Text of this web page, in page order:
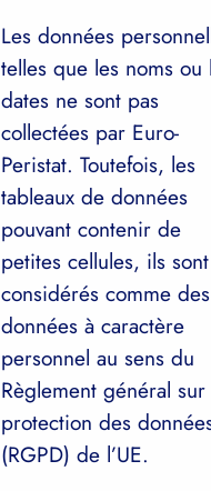
Les données
telles que les noms ou
dates ne sont pas
collectées par Euro-
Peristat. Toutefois, les
tableaux de données
pouvant contenir de
petites cellules, ils sont
considérés comme des
données à caractère
personnel au sens du
Règlement général sur
protection des
(RGPD) de l’UE.